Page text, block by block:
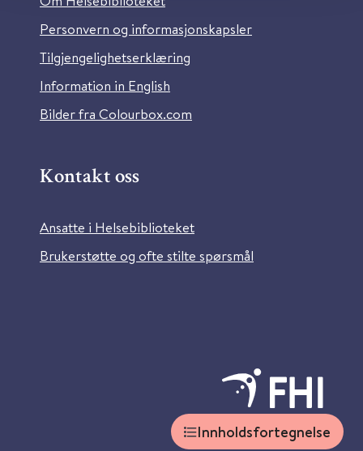
Innholdsfortegnelse
Personvern og informasjonskapsler
Tilgjengelighetserklæring
Information in English
Bilder fra Colourbox.com
Kontakt oss
Ansatte i Helsebiblioteket
Brukerstøtte og ofte stilte spørsmål